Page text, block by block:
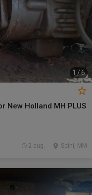
1 /6
New Holland MH PLUS
Seini, MM
2 aug.